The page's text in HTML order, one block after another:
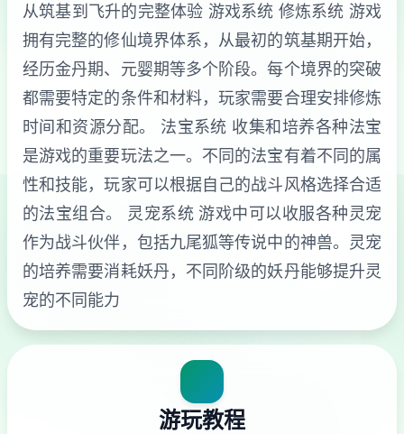
从筑基到飞升的完整体验 游戏系统 修炼系统 游戏
拥有完整的修仙境界体系，从最初的筑基期开始，
经历金丹期、元婴期等多个阶段。每个境界的突破
都需要特定的条件和材料，玩家需要合理安排修炼
时间和资源分配。 法宝系统 收集和培养各种法宝
是游戏的重要玩法之一。不同的法宝有着不同的属
性和技能，玩家可以根据自己的战斗风格选择合适
的法宝组合。 灵宠系统 游戏中可以收服各种灵宠
作为战斗伙伴，包括九尾狐等传说中的神兽。灵宠
的培养需要消耗妖丹，不同阶级的妖丹能够提升灵
宠的不同能力
游玩教程